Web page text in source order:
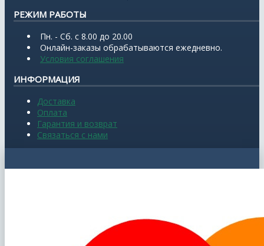
РЕЖИМ РАБОТЫ
Пн. - Сб. с 8.00 до 20.00
Онлайн-заказы обрабатываются ежедневно.
Условия соглашения
ИНФОРМАЦИЯ
Доставка
Оплата
Гарантия и возврат
Связаться с нами